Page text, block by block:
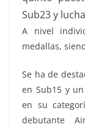
Sub23 y
A nivel
medallas,
Se ha de
en Sub15 y
en su
debutante